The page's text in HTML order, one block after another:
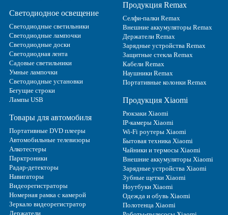
Светодиодное освещение
Светодиодные светильники
Светодиодные лампочки
Светодиодные доски
Светодиодная лента
Садовые светильники
Умные лампочки
Светодиодные установки
Бегущие строки
Лампы USB
Товары для автомобиля
Портативные DVD плееры
Автомобильные телевизоры
Алкотестеры
Парктроники
Радар-детекторы
Навигаторы
Видеорегистраторы
Номерная рамка с камерой
Зеркало видеорегистратор
Держатели
Продукция Remax
Селфи-палки Remax
Внешние аккумуляторы Remax
Держатели Remax
Зарядные устройства Remax
Защитные стекла Remax
Кабели Remax
Наушники Remax
Портативные колонки Remax
Продукция Xiaomi
Рюкзаки Xiaomi
IP-камеры Xiaomi
Wi-Fi роутеры Xiaomi
Бытовая техника Xiaomi
Чайники и термосы Xiaomi
Внешние аккумуляторы Xiaomi
Зарядные устройства Xiaomi
Зубные щетки Xiaomi
Ноутбуки Xiaomi
Одежда и обувь Xiaomi
Полотенца Xiaomi